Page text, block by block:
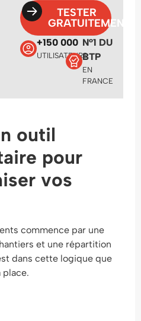
TESTER
GRATUITEMENT
+150 000
UTILISATEURS
N°1 DU
BTP
EN
FRANCE
outil
pour
vos
commence par une
et une répartition
dans cette logique que